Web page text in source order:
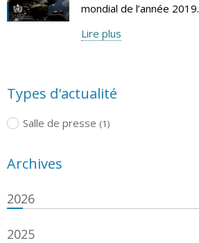
mondial de l’année 2019.
Lire plus
Types d'actualité
Salle de presse (1)
Archives
2026
2025